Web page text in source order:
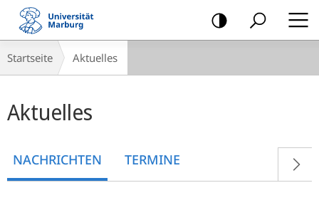
Mobile-
Navigation
Breadcrumb-
Navigation
Startseite Aktuelles
Aktuelles
NACHRICHTEN TERMINE